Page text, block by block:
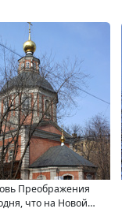
Преображения
что на Новой